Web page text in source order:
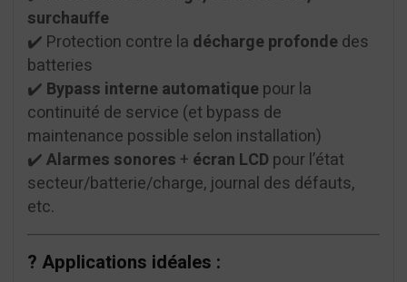
surchauffe
✔️ Protection contre la décharge profondedes
batteries
✔️ Bypass interne automatiquepour la
continuité de service (et bypass de
maintenance possible selon installation)
✔️Alarmes sonores+ écran LCDpour l’état
secteur/batterie/charge, journal des défauts,
etc.
? Applications idéales :